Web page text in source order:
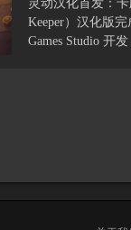
灵动汉化首发：
Keeper）汉化版
Games Studio 开
牌守护者，消灭